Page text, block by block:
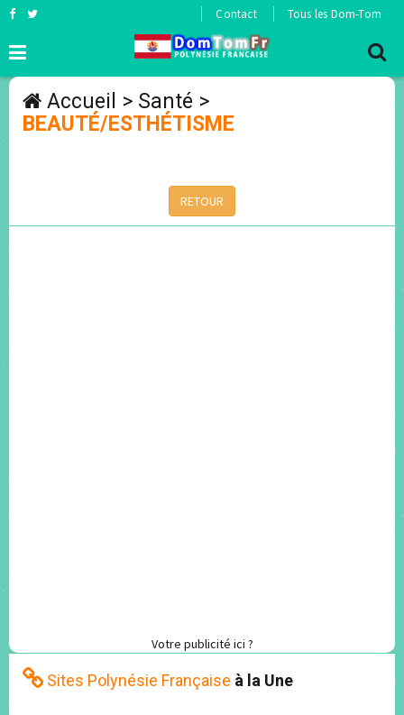
Contact Tous les Dom-Tom
Accueil > Santé >
BEAUTÉ/ESTHÉTISME
RETOUR
Votre publicité ici ?
Sites Polynésie Française à la Une